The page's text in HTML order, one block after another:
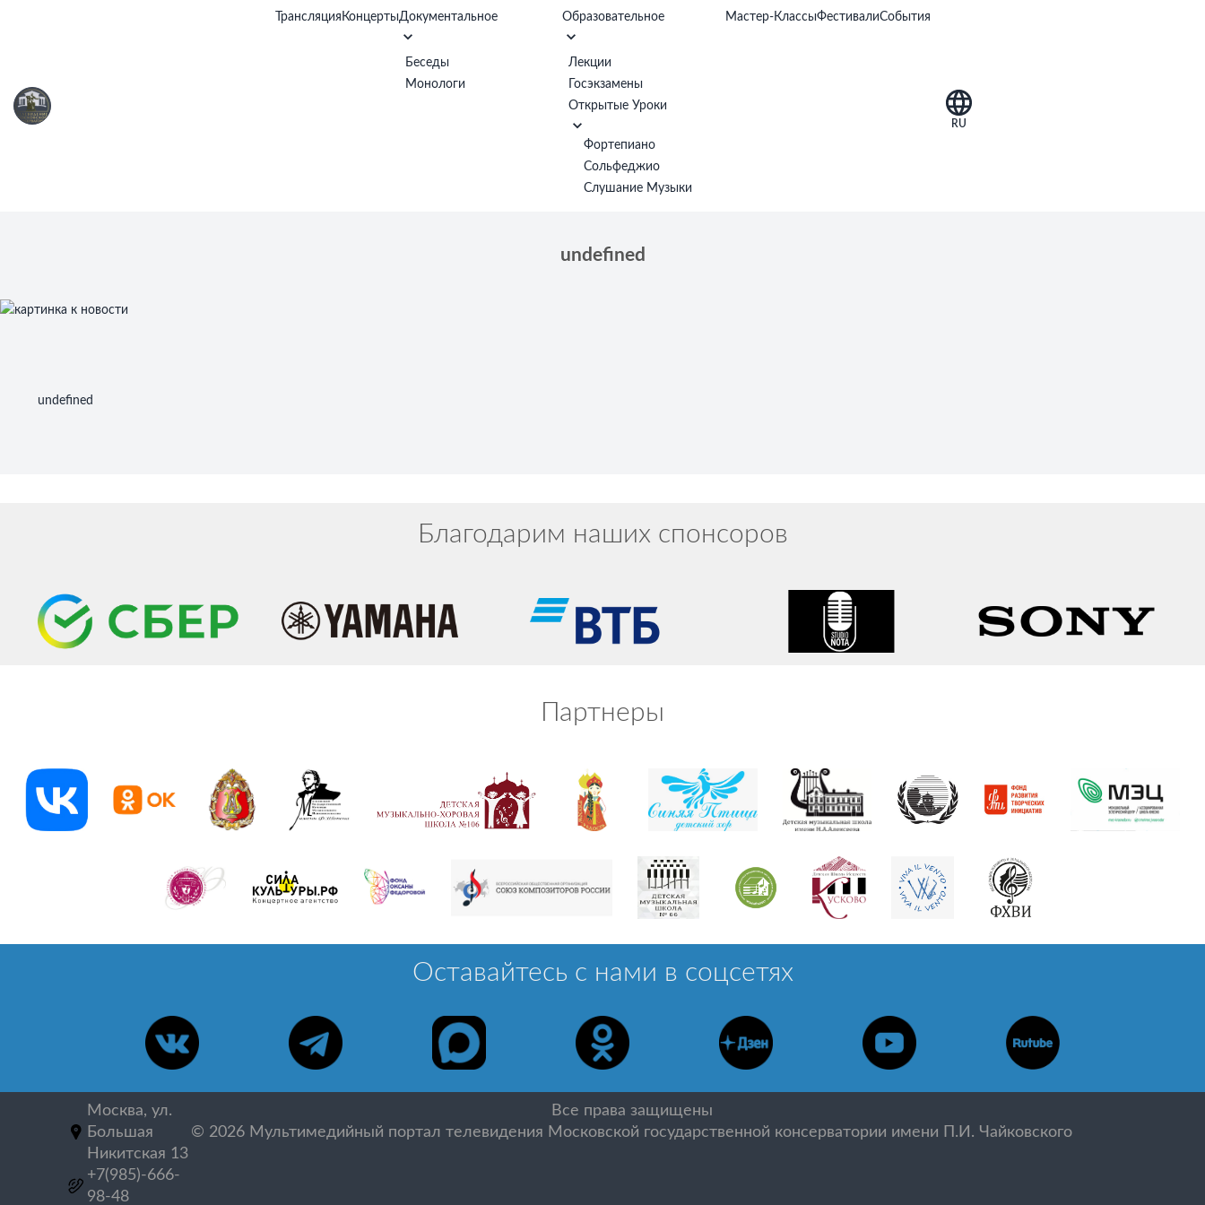
Трансляция КонцертыДокументальное
Беседы
Монологи
Образовательное
Лекции
Госэкзамены
Открытые Уроки
Фортепиано
Сольфеджио
Слушание Музыки
Мастер-КлассыФестивалиСобытия
RU
undefined
undefined
Благодарим наших спонсоров
Партнеры
Оставайтесь с нами в соцсетях
Москва, ул.
Большая
Никитская 13
+7(985)-666-
98-48
Все права защищены
© 2026 Мультимедийный портал телевидения Московской государственной консерватории имени П.И. Чайковского